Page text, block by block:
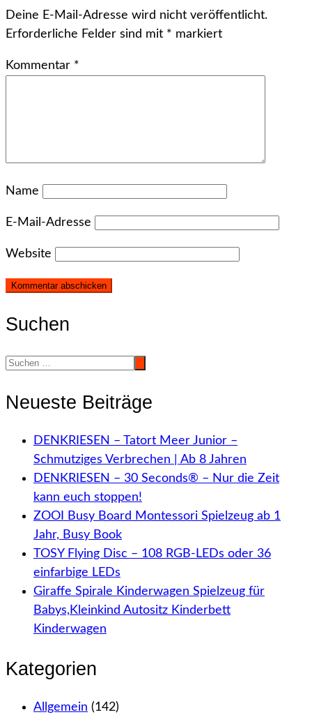
Deine E-Mail-Adresse wird nicht veröffentlicht.
Erforderliche Felder sind mit * markiert
Kommentar *
Name
E-Mail-Adresse
Website
Suchen
Neueste Beiträge
DENKRIESEN – Tatort Meer Junior –
Schmutziges Verbrechen | Ab 8 Jahren
DENKRIESEN – 30 Seconds® – Nur die Zeit
kann euch stoppen!
ZOOI Busy Board Montessori Spielzeug ab 1
Jahr, Busy Book
TOSY Flying Disc – 108 RGB-LEDs oder 36
einfarbige LEDs
Giraffe Spirale Kinderwagen Spielzeug für
Babys,Kleinkind Autositz Kinderbett
Kinderwagen
Kategorien
Allgemein (142)